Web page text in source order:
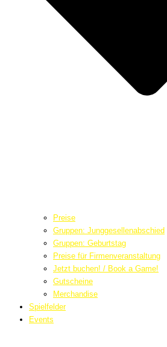
Preise
Gruppen: Junggesellenabschied
Gruppen: Geburtstag
Preise für Firmenveranstaltung
Jetzt buchen! / Book a Game!
Gutscheine
Merchandise
Spielfelder
Events